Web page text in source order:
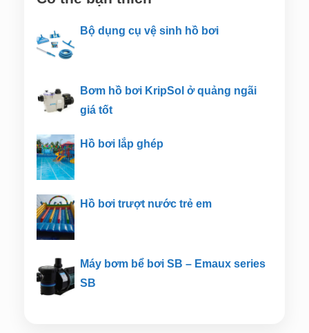
Bộ dụng cụ vệ sinh hồ bơi
Bơm hồ bơi KripSol ở quảng ngãi
giá tốt
Hồ bơi lắp ghép
Hồ bơi trượt nước trẻ em
Máy bơm bể bơi SB – Emaux series
SB